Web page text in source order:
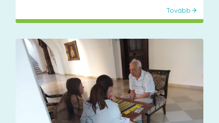
Tovább